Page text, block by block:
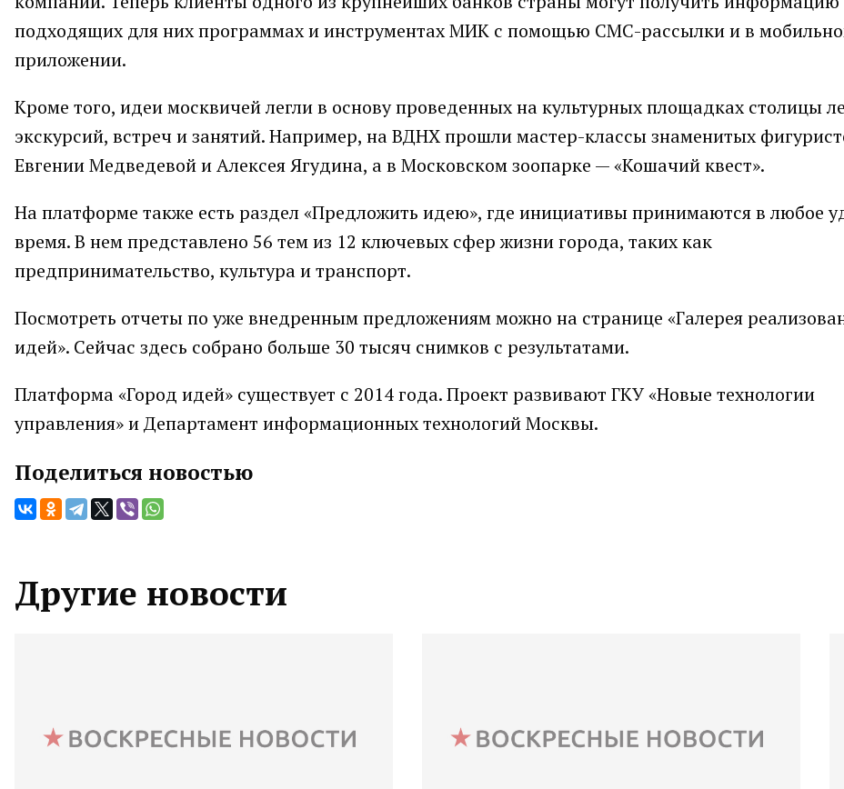
подходящих для них программах и инструментах МИК с помощью СМС-рассылки и в
приложении.
Кроме того, идеи москвичей легли в основу проведенных на культурных площадках столицы
экскурсий, встреч и занятий. Например, на ВДНХ прошли мастер-классы знаменитых
Евгении Медведевой и Алексея Ягудина, а в Московском зоопарке — «Кошачий квест».
На платформе также есть раздел «Предложить идею», где инициативы принимаются в любое
время. В нем представлено 56 тем из 12 ключевых сфер жизни города, таких как
предпринимательство, культура и транспорт.
Посмотреть отчеты по уже внедренным предложениям можно на странице «Галерея
идей». Сейчас здесь собрано больше 30 тысяч снимков с результатами.
Платформа «Город идей» существует с 2014 года. Проект развивают ГКУ «Новые технологии
управления» и Департамент информационных технологий Москвы.
Поделиться новостью
Другие новости